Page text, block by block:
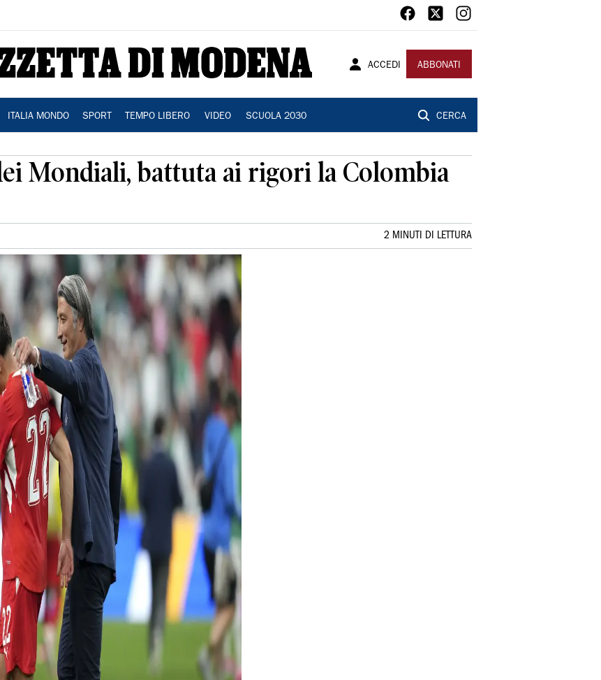
ACCEDI ABBONATI
ITALIA MONDO SPORT TEMPO LIBERO VIDEO SCUOLA 2030 CERCA
Mondiali, battuta ai rigori la Colombia
2 MINUTI DI LETTURA